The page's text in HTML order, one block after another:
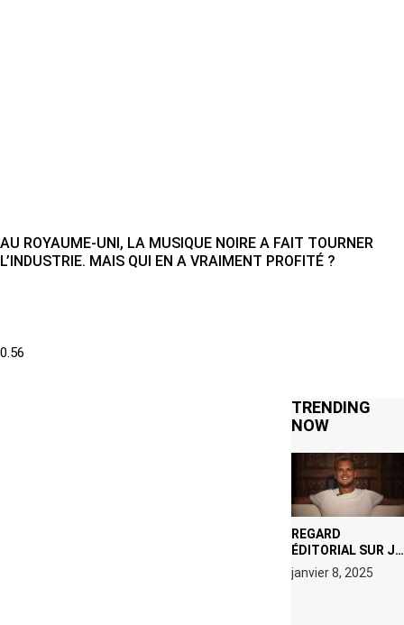
AU ROYAUME-UNI, LA MUSIQUE NOIRE A FAIT TOURNER
L’INDUSTRIE. MAIS QUI EN A VRAIMENT PROFITÉ ?
TRENDING
NOW
REGARD
ÉDITORIAL SUR JE
M’APPELLE TIM
(NETFLIX) : AVICII,
janvier 8, 2025